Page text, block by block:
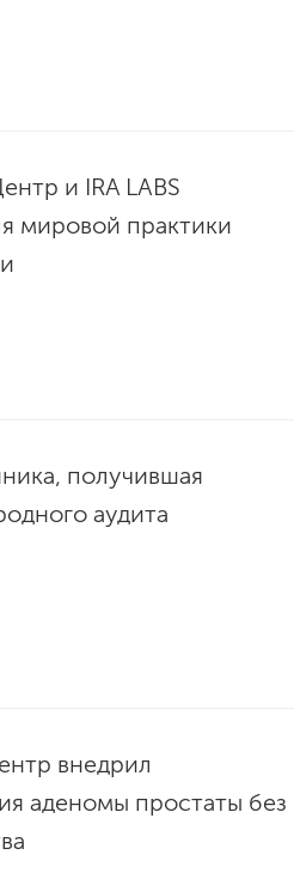
и IRA LABS
мировой практики
получившая
аудита
внедрил
аденомы простаты без